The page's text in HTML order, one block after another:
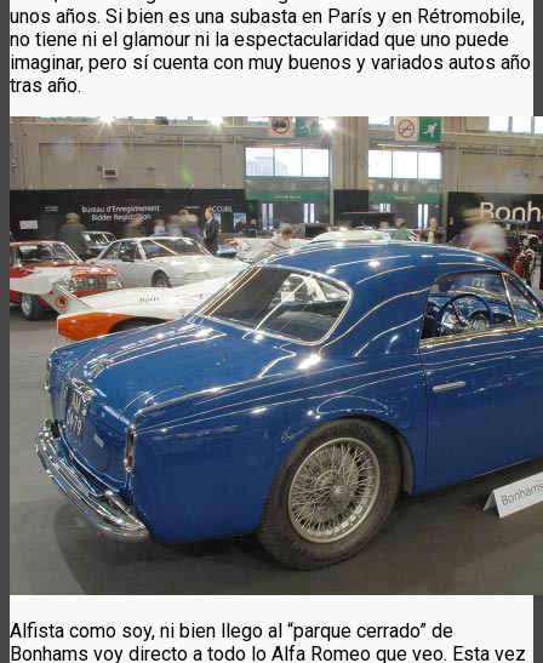
unos años. Si bien es una subasta en París y en Rétromobile,
no tiene ni el glamour ni la espectacularidad que uno puede
imaginar, pero sí cuenta con muy buenos y variados autos año
tras año.
Alfista como soy, ni bien llego al “parque cerrado” de
Bonhams voy directo a todo lo Alfa Romeo que veo. Esta vez